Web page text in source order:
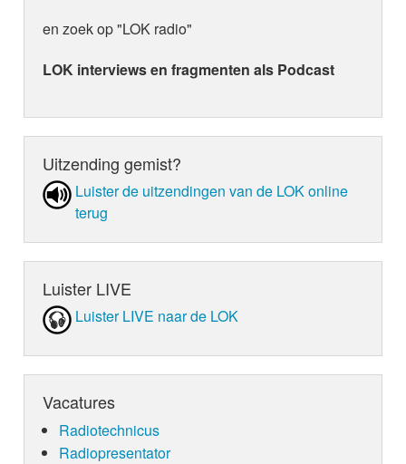
en zoek op "LOK radio"
LOK interviews en fragmenten als Podcast
Uitzending gemist?
Luister de uit­zen­din­gen van de LOK online
terug
Luister LIVE
Luister LIVE naar de LOK
Vacatures
Radiotechnicus
Radiopresentator